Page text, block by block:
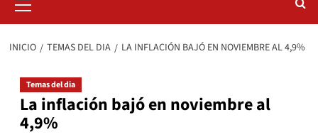
primario
INICIO TEMAS DEL DIA LA INFLACIÓN BAJÓ EN NOVIEMBRE AL 4,9%
Temas del dia
La inflación bajó en noviembre al
4,9%